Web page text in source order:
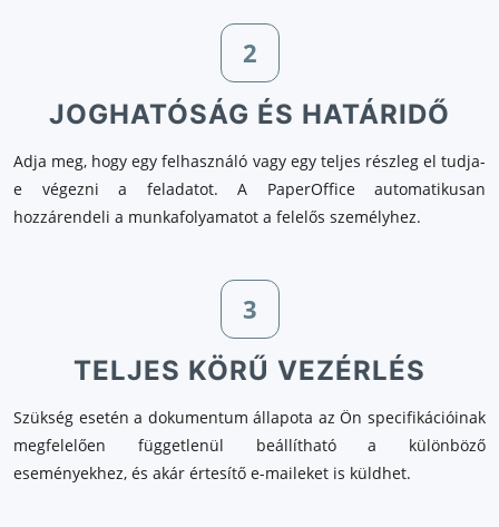
2
JOGHATÓSÁG ÉS HATÁRIDŐ
Adja meg, hogy egy felhasználó vagy egy teljes részleg el tudja-
e végezni a feladatot. A PaperOffice automatikusan
hozzárendeli a munkafolyamatot a felelős személyhez.
3
TELJES KÖRŰ VEZÉRLÉS
Szükség esetén a dokumentum állapota az Ön specifikációinak
megfelelően függetlenül beállítható a különböző
eseményekhez, és akár értesítő e-maileket is küldhet.